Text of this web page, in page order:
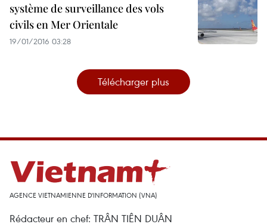
système de surveillance des vols
civils en Mer Orientale
19/01/2016 03:28
Télécharger plus
AGENCE VIETNAMIENNE D'INFORMATION (VNA)
Rédacteur en chef: TRÂN TIÊN DUÂN